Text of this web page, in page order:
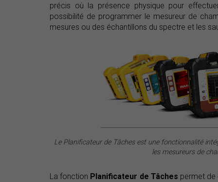
précis où la présence physique pour
possibilité de programmer le mesureur de
mesures ou des échantillons du spectre et les
Le Planificateur de Tâches est une fonctionnalité
les mesureurs de
La fonction Planificateur de Tâches permet de